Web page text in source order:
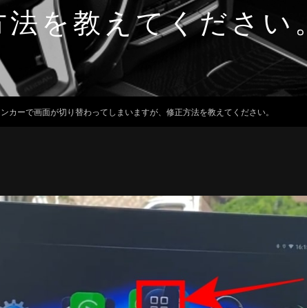
法を教えてください
カーで画面が切り替わってしまいますが、修正方法を教えてください。